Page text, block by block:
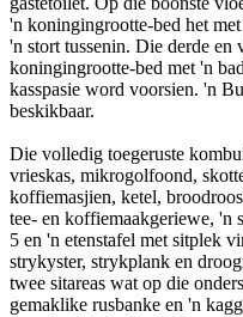
'n koningingrootte-bed het
'n stort tussenin. Die derde en
koningingrootte-bed met 'n
kasspasie word voorsien. 'n
beskikbaar.
Die volledig toegeruste
vrieskas, mikrogolfoond,
koffiemasjien, ketel,
tee- en koffiemaakgeriewe, 'n
5 en 'n etenstafel met sitplek
strykyster, strykplank en
twee sitareas wat op die
gemaklike rusbanke en 'n